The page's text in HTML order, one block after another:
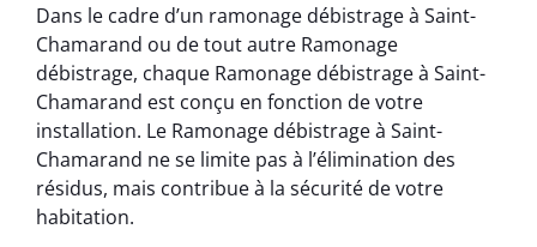
Dans le cadre d’un ramonage débistrage à Saint-
Chamarand ou de tout autre Ramonage
débistrage, chaque Ramonage débistrage à Saint-
Chamarand est conçu en fonction de votre
installation. Le Ramonage débistrage à Saint-
Chamarand ne se limite pas à l’élimination des
résidus, mais contribue à la sécurité de votre
habitation.